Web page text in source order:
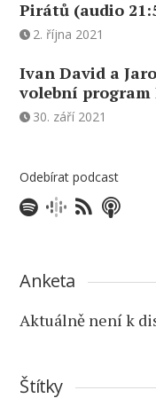
Pirátů (audio
2. října 2021
Ivan David a
volební program
30. září 2021
Odebírat podcast
Anketa
Aktuálně není k
Štítky